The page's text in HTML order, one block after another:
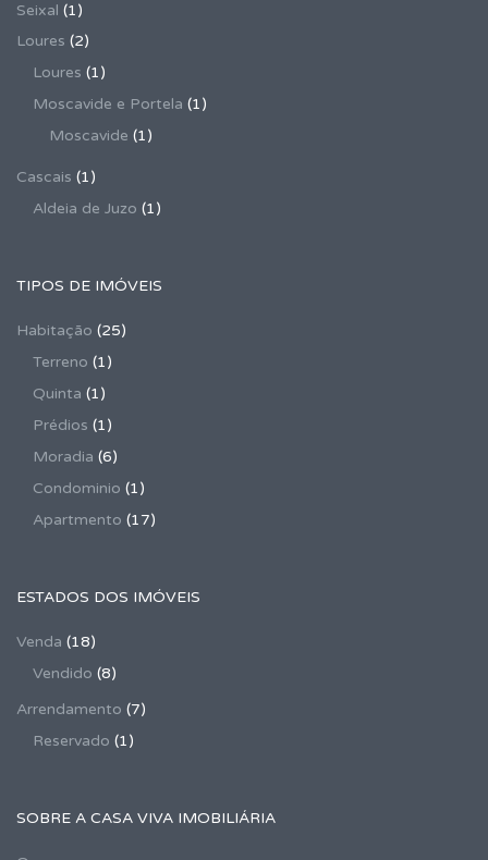
Seixal (1)
Loures (2)
Loures (1)
Moscavide e Portela (1)
Moscavide (1)
Cascais (1)
Aldeia de Juzo (1)
TIPOS DE IMÓVEIS
Habitação (25)
Terreno (1)
Quinta (1)
Prédios (1)
Moradia (6)
Condominio (1)
Apartmento (17)
ESTADOS DOS IMÓVEIS
Venda (18)
Vendido (8)
Arrendamento (7)
Reservado (1)
SOBRE A CASA VIVA IMOBILIÁRIA